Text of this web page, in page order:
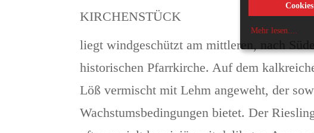
KIRCHENSTÜCK
liegt windgeschützt am mittleren, nach
historischen Pfarrkirche. Auf dem
Löß vermischt mit Lehm angeweht, der
Wachstumsbedingungen bietet. Der
Mehr lesen.